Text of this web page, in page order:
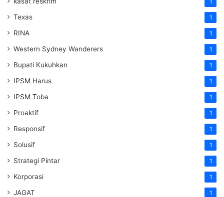
1
Texas 1
RINA 1
Western Sydney Wanderers 1
Bupati Kukuhkan 1
IPSM Harus 1
IPSM Toba 1
Proaktif 1
Responsif 1
Solusif 1
Strategi Pintar 1
Korporasi 1
JAGAT 1